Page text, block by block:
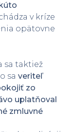
v kríze
opätovne
sa taktiež
saveriteľ
zo
uplatňoval
zmluvné